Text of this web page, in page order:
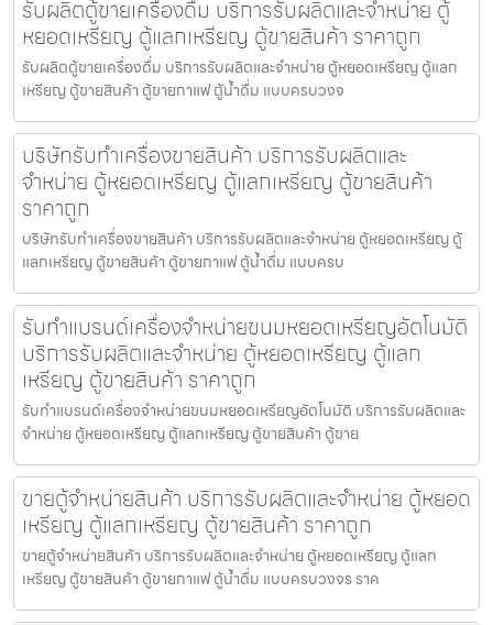
รับผลิตตู้ขายเครื่องดื่ม บริการรับผลิตและจำหน่าย ตู้
หยอดเหรียญ ตู้แลกเหรียญ ตู้ขายสินค้า ราคาถูก
รับผลิตตู้ขายเครื่องดื่ม บริการรับผลิตและจำหน่าย ตู้หยอดเหรียญ ตู้แลก
เหรียญ ตู้ขายสินค้า ตู้ขายกาแฟ ตู้น้ำดื่ม แบบครบวงจ
บริษัทรับทำเครื่องขายสินค้า บริการรับผลิตและ
จำหน่าย ตู้หยอดเหรียญ ตู้แลกเหรียญ ตู้ขายสินค้า
ราคาถูก
บริษัทรับทำเครื่องขายสินค้า บริการรับผลิตและจำหน่าย ตู้หยอดเหรียญ ตู้
แลกเหรียญ ตู้ขายสินค้า ตู้ขายกาแฟ ตู้น้ำดื่ม แบบครบ
รับทำแบรนด์เครื่องจำหน่ายขนมหยอดเหรียญ​​อัตโนมัติ
บริการรับผลิตและจำหน่าย ตู้หยอดเหรียญ ตู้แลก
เหรียญ ตู้ขายสินค้า ราคาถูก
รับทำแบรนด์เครื่องจำหน่ายขนมหยอดเหรียญ​​อัตโนมัติ บริการรับผลิตและ
จำหน่าย ตู้หยอดเหรียญ ตู้แลกเหรียญ ตู้ขายสินค้า ตู้ขาย
ขายตู้จำหน่ายสินค้า บริการรับผลิตและจำหน่าย ตู้หยอด
เหรียญ ตู้แลกเหรียญ ตู้ขายสินค้า ราคาถูก
ขายตู้จำหน่ายสินค้า บริการรับผลิตและจำหน่าย ตู้หยอดเหรียญ ตู้แลก
เหรียญ ตู้ขายสินค้า ตู้ขายกาแฟ ตู้น้ำดื่ม แบบครบวงจร ราค